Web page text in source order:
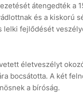
átengedték a
és a kiskorú
fejlődését
életveszélyt
bocsátotta. A két
a bíróság.